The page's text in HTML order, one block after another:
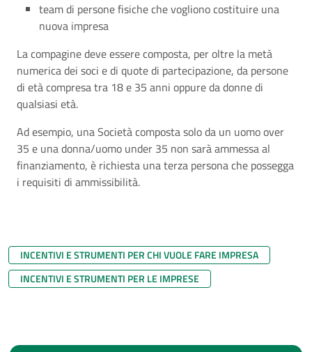
team di persone fisiche che vogliono costituire una
nuova impresa
La compagine deve essere composta, per oltre la metà
numerica dei soci e di quote di partecipazione, da persone
di età compresa tra 18 e 35 anni oppure da donne di
qualsiasi età.
Ad esempio, una Società composta solo da un uomo over
35 e una donna/uomo under 35 non sarà ammessa al
finanziamento, è richiesta una terza persona che possegga
i requisiti di ammissibilità.
INCENTIVI E STRUMENTI PER CHI VUOLE FARE IMPRESA
INCENTIVI E STRUMENTI PER LE IMPRESE